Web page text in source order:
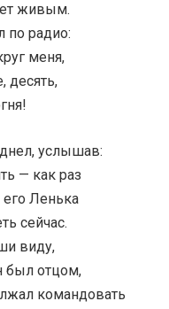
живым.
по радио:
меня,
десять,
услышав:
— как раз
его Ленька
сейчас.
виду,
был отцом,
командовать